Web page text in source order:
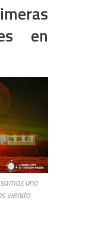
en
una
viendo